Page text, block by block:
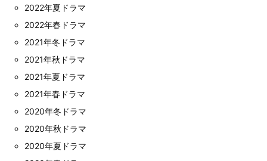
2022年夏ドラマ
2022年春ドラマ
2021年冬ドラマ
2021年秋ドラマ
2021年夏ドラマ
2021年春ドラマ
2020年冬ドラマ
2020年秋ドラマ
2020年夏ドラマ